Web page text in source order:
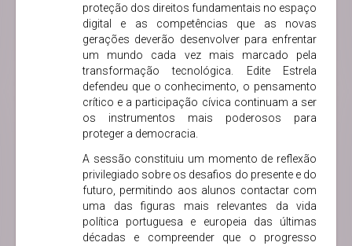
proteção dos direitos fundamentais no espaço
digital e as competências que as novas
gerações deverão desenvolver para enfrentar
um mundo cada vez mais marcado pela
transformação tecnológica. Edite Estrela
defendeu que o conhecimento, o pensamento
crítico e a participação cívica continuam a ser
os instrumentos mais poderosos para
proteger a democracia.
A sessão constituiu um momento de reflexão
privilegiado sobre os desafios do presente e do
futuro, permitindo aos alunos contactar com
uma das figuras mais relevantes da vida
política portuguesa e europeia das últimas
décadas e compreender que o progresso